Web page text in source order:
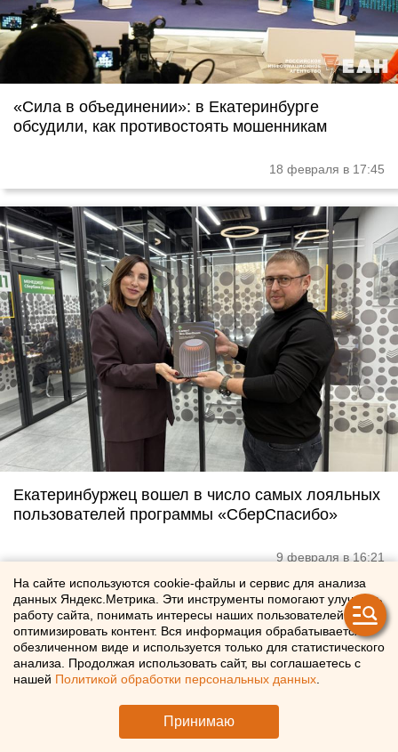
«Сила в объединении»: в Екатеринбурге
обсудили, как противостоять мошенникам
18 февраля в 17:45
Екатеринбуржец вошел в число самых лояльных
пользователей программы «СберСпасибо»
9 февраля в 16:21
На сайте используются cookie-файлы и сервис для анализа
данных Яндекс.Метрика. Эти инструменты помогают улучшать
работу сайта, понимать интересы наших пользователей и
оптимизировать контент. Вся информация обрабатывается в
обезличенном виде и используется только для статистического
анализа. Продолжая использовать сайт, вы соглашаетесь с
нашей Политикой обработки персональных данных
Принимаю